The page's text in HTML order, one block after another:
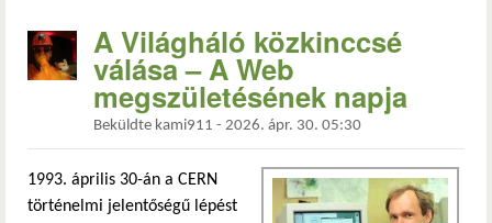
A Világháló közkinccsé
válása – A Web
megszületésének napja
Beküldte kami911 - 2026. ápr. 30. 05:30
1993. április 30-án a CERN
történelmi jelentőségű lépést